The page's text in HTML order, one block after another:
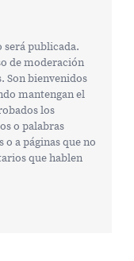
publicada.
de moderación
Son bienvenidos
mantengan el
los
o palabras
a páginas que no
que hablen